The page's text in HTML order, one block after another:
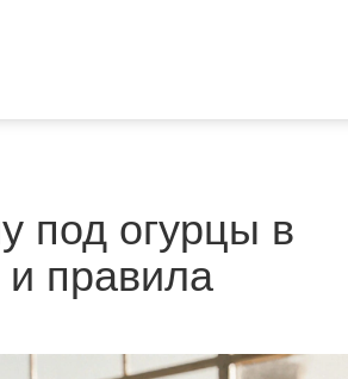
под огурцы в
правила